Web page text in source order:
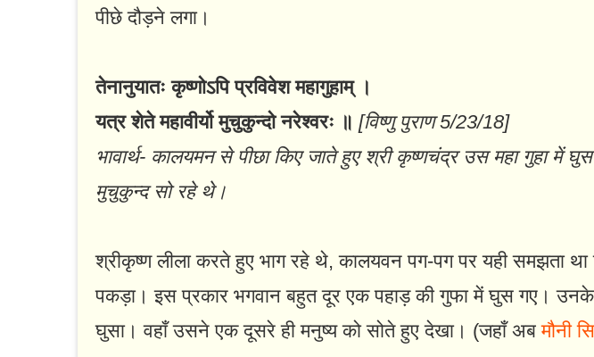
पीछे दौड़ने लगा।
तेनानुयातः कृष्णोऽपि प्रविवेश महागुहाम् ।
यत्र शेते महावीर्यो मुचुकुन्दो नरेश्वरः ॥ [विष्णु पुराण 5/23/18]
भावार्थ- कालयमन से पीछा किए जाते हुए श्री कृष्णचंद्र उस महा गुहा में घुस
मुचुकुन्द सो रहे थे।
श्रीकृष्ण लीला करते हुए भाग रहे थे, कालयवन पग-पग पर यही समझता
पकड़ा। इस प्रकार भगवान बहुत दूर एक पहाड़ की गुफा में घुस गए।
घुसा। वहाँ उसने एक दूसरे ही मनुष्य को सोते हुए देखा। (जहाँ अबमौनी